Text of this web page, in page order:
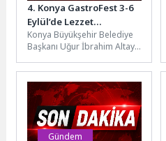
4. Konya GastroFest 3-6
Eylül’de Lezzet
Tutkunlarını Ağırlayacak
Konya Büyükşehir Belediye
Başkanı Uğur İbrahim Altay,
düzenleyecekleri Konya
Gastronomi Festivali
kapsamında...
Gündem